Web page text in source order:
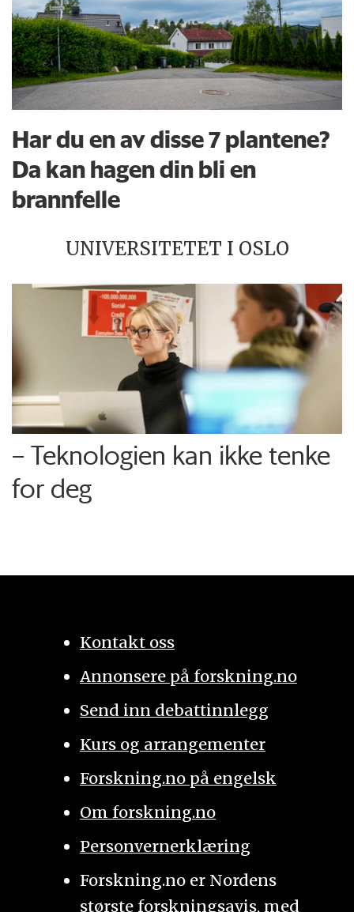
Har du en av disse 7 plantene?
Da kan hagen din bli en
brannfelle
UNIVERSITETET I OSLO
– Teknologien kan ikke tenke
for deg
Kontakt oss
Annonsere på forskning.no
Send inn debattinnlegg
Kurs og arrangementer
Forskning.no på engelsk
Om forskning.no
Personvernerklæring
Forskning.no er Nordens
største forskningsavis, med